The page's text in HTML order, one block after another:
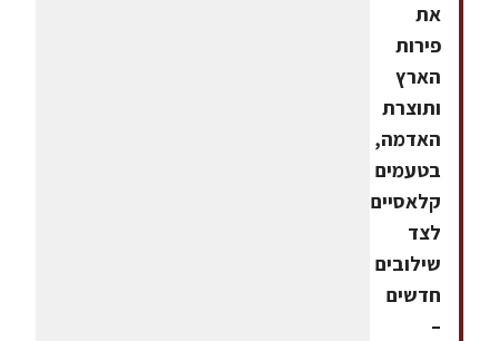
את
פירות
הארץ
ותוצרת
האדמה,
בטעמים
קלאסיים
לצד
שילובים
חדשים
–